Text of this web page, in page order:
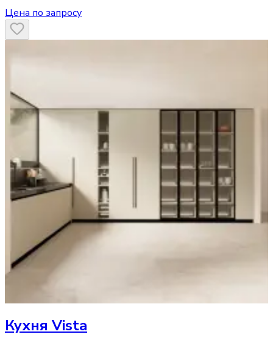
Цена по запросу
Кухня Vista